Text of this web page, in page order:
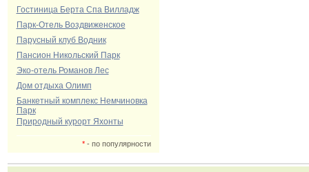
Гостиница Берта Спа Вилладж
Парк-Отель Воздвиженское
Парусный клуб Водник
Пансион Никольский Парк
Эко-отель Романов Лес
Дом отдыха Олимп
Банкетный комплекс Немчиновка
Парк
Природный курорт Яхонты
*- по популярности